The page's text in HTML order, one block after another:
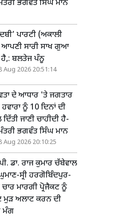
ਭਗਵੰਤ ਸਿੰਘ ਮਾਨ
ਪਾਰਟੀ (ਅਕਾਲੀ
ਸਾਰੀ ਸਾਖ ਗੁਆ
ਹੈ,: ਬਲਤੇਜ ਪੰਨੂ
Aug 2026 20:51:14
ਦੇ ਆਧਾਰ 'ਤੇ ਜਗਤਾਰ
ਨੂੰ 10 ਦਿਨਾਂ ਦੀ
ਜਾਣੀ ਚਾਹੀਦੀ ਹੈ-
ਭਗਵੰਤ ਸਿੰਘ ਮਾਨ
Aug 2026 20:10:25
ਡਾ. ਰਾਜ ਕੁਮਾਰ ਚੱਬੇਵਾਲ
ਸ੍ਰੀ ਹਰਗੋਬਿੰਦਪੁਰ-
ਚਾਰ ਮਾਰਗੀ ਪ੍ਰੋਜੈਕਟ ਨੂੰ
ਮੁੜ ਅਲਾਟ ਕਰਨ ਦੀ
ਮੰਗ